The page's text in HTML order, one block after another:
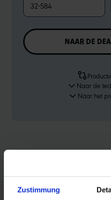
Zustimmung
32-584
NAAR DE
Naar de
Naar het
PRODUCTINFORMATIE